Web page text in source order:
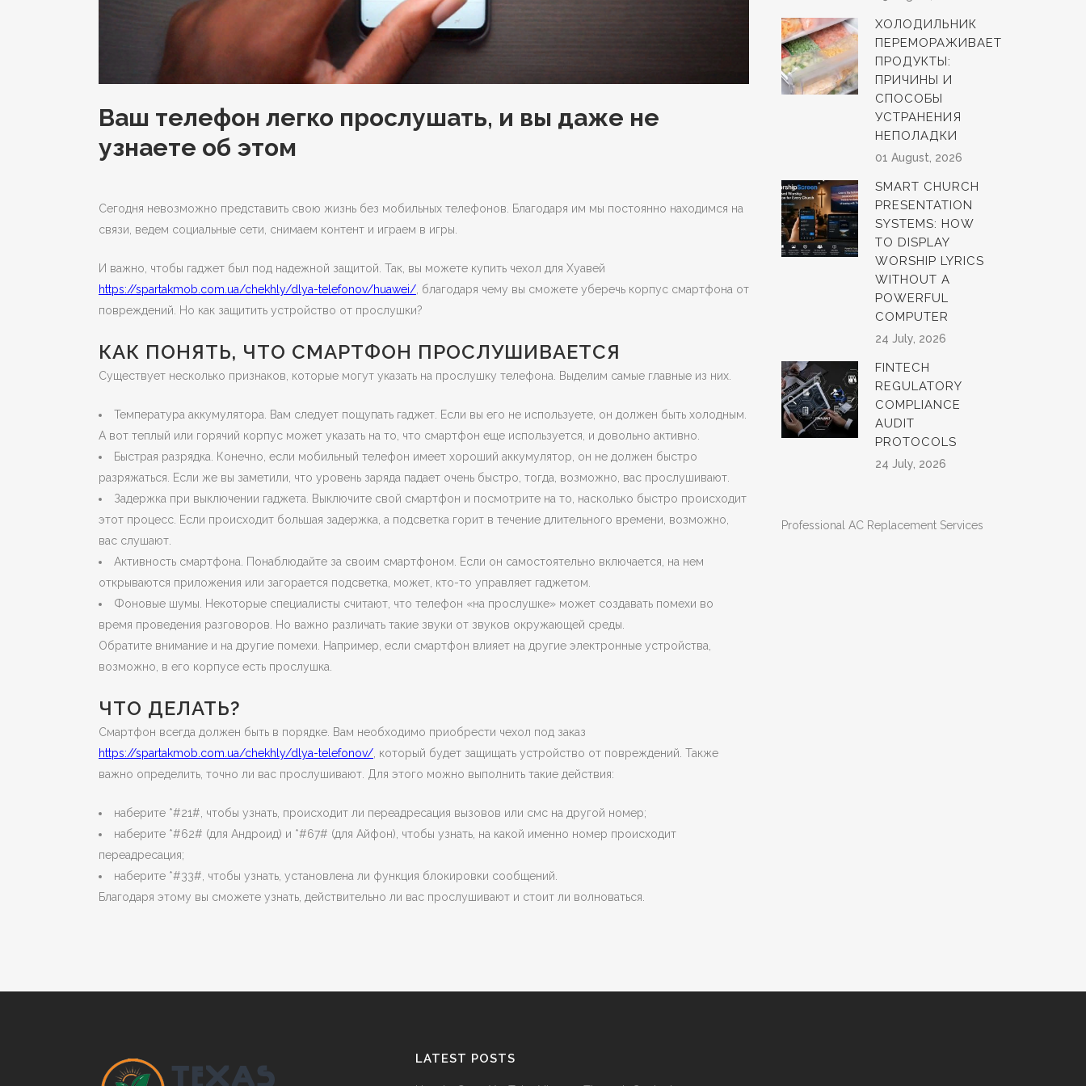
Ваш телефон легко прослушать, и вы даже не
узнаете об этом
Сегодня невозможно представить свою жизнь без мобильных телефонов. Благодаря им мы постоянно находимся на
связи, ведем социальные сети, снимаем контент и играем в игры.
И важно, чтобы гаджет был под надежной защитой. Так, вы можете купить чехол для Хуавей
https://spartakmob.com.ua/chekhly/dlya-telefonov/huawei/ , благодаря чему вы сможете уберечь корпус смартфона от
повреждений. Но как защитить устройство от прослушки?
КАК ПОНЯТЬ, ЧТО СМАРТФОН ПРОСЛУШИВАЕТСЯ
Существует несколько признаков, которые могут указать на прослушку телефона. Выделим самые главные из них.
Температура аккумулятора. Вам следует пощупать гаджет. Если вы его не используете, он должен быть холодным.
А вот теплый или горячий корпус может указать на то, что смартфон еще используется, и довольно активно.
Быстрая разрядка. Конечно, если мобильный телефон имеет хороший аккумулятор, он не должен быстро
разряжаться. Если же вы заметили, что уровень заряда падает очень быстро, тогда, возможно, вас прослушивают.
Задержка при выключении гаджета. Выключите свой смартфон и посмотрите на то, насколько быстро происходит
этот процесс. Если происходит большая задержка, а подсветка горит в течение длительного времени, возможно,
вас слушают.
Активность смартфона. Понаблюдайте за своим смартфоном. Если он самостоятельно включается, на нем
открываются приложения или загорается подсветка, может, кто-то управляет гаджетом.
Фоновые шумы. Некоторые специалисты считают, что телефон «на прослушке» может создавать помехи во
время проведения разговоров. Но важно различать такие звуки от звуков окружающей среды.
Обратите внимание и на другие помехи. Например, если смартфон влияет на другие электронные устройства,
возможно, в его корпусе есть прослушка.
ЧТО ДЕЛАТЬ?
Смартфон всегда должен быть в порядке. Вам необходимо приобрести чехол под заказ
https://spartakmob.com.ua/chekhly/dlya-telefonov/ , который будет защищать устройство от повреждений. Также
важно определить, точно ли вас прослушивают. Для этого можно выполнить такие действия:
наберите *#21#, чтобы узнать, происходит ли переадресация вызовов или смс на другой номер;
наберите *#62# (для Андроид) и *#67# (для Айфон), чтобы узнать, на какой именно номер происходит
переадресация;
наберите *#33#, чтобы узнать, установлена ли функция блокировки сообщений.
Благодаря этому вы сможете узнать, действительно ли вас прослушивают и стоит ли волноваться.
ХОЛОДИЛЬНИК
ПЕРЕМОРАЖИВАЕТ
ПРОДУКТЫ:
ПРИЧИНЫ И
СПОСОБЫ
УСТРАНЕНИЯ
НЕПОЛАДКИ
01 August, 2026
SMART CHURCH
PRESENTATION
SYSTEMS: HOW
TO DISPLAY
WORSHIP LYRICS
WITHOUT A
POWERFUL
COMPUTER
24 July, 2026
FINTECH
REGULATORY
COMPLIANCE
AUDIT
PROTOCOLS
24 July, 2026
Professional AC Replacement Services
LATEST POSTS